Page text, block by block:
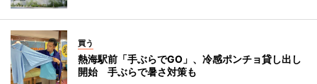
買う
熱海駅前「手ぶらでGO」、冷感ポンチョ貸し出し
開始 手ぶらで暑さ対策も